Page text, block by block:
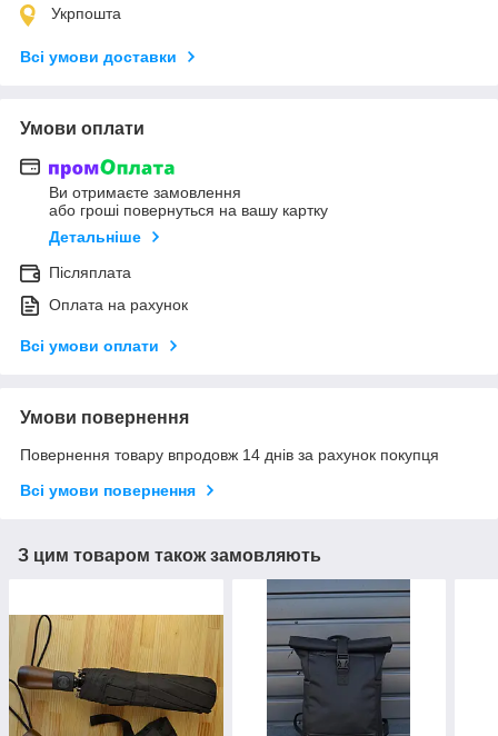
Укрпошта
Всі умови доставки
Умови оплати
Ви отримаєте замовлення
або гроші повернуться на вашу картку
Детальніше
Післяплата
Оплата на рахунок
Всі умови оплати
Умови повернення
Повернення товару впродовж 14 днів за рахунок покупця
Всі умови повернення
З цим товаром також замовляють